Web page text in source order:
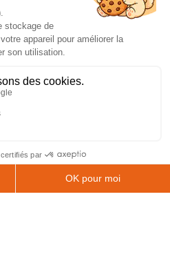
général habilitée à
assurances vie et à émettre
est membre de Chiens